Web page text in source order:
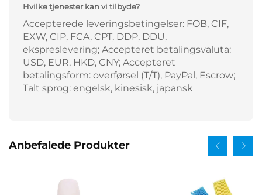
Hvilke tjenester kan vi tilbyde?
Accepterede leveringsbetingelser: FOB, CIF,
EXW, CIP, FCA, CPT, DDP, DDU,
ekspreslevering; Accepteret betalingsvaluta:
USD, EUR, HKD, CNY; Accepteret
betalingsform: overførsel (T/T), PayPal, Escrow;
Talt sprog: engelsk, kinesisk, japansk
Anbefalede Produkter